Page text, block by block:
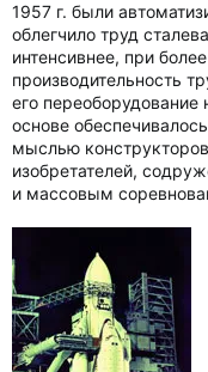
1957 г. были
облегчило труд
интенсивнее, при
производительность
его переоборудование
основе
мыслью
изобретателей,
и массовым